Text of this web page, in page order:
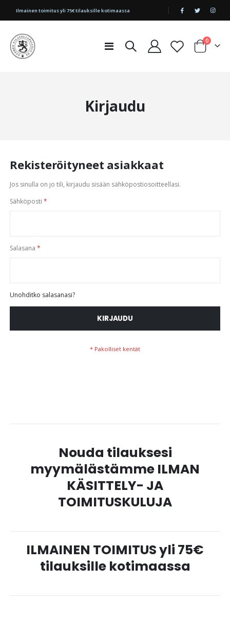
|
Ilmainen toimitus yli 75€ tilauksille kotimaassa
Toggle
Cart
0tuotetta
Kirjaudu
Rekisteröityneet asiakkaat
Jos sinulla on jo tili, kirjaudu sisään sähköpostiosoitteellasi.
Sähköposti
Salasana
Unohditko salasanasi?
KIRJAUDU
Nouda tilauksesi
myymälästämme ILMAN
KÄSITTELY- JA
TOIMITUSKULUJA
ILMAINEN TOIMITUS yli 75€
tilauksille kotimaassa